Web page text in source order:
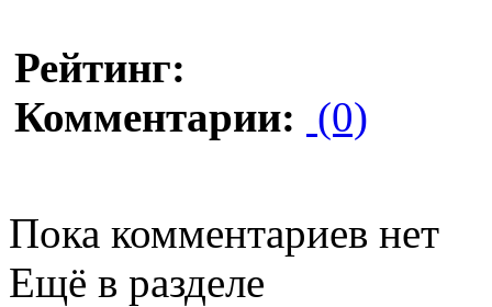
Рейтинг:
Комментарии: (0)
Пока комментариев нет
Ещё в разделе